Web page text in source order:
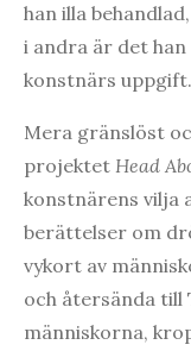
han illa
i andra är det
konstnärs uppgift.
Mera gränslöst
projektet Head
konstnärens vilja
berättelser om
vykort av
och återsända till
människorna,